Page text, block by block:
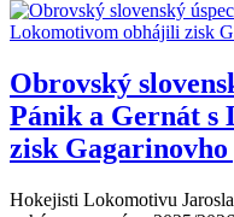
Obrovský
Pánik a Gernát
zisk
Hokejisti Lokomotivu